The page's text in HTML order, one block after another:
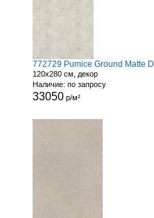
120x280 см, декор
Наличие: по запросу
33050р/м²